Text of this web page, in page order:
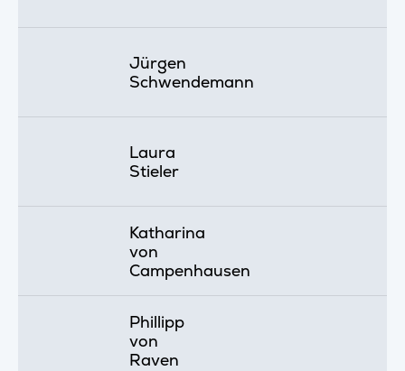
Jürgen
Schwendemann
Laura
Stieler
Katharina
von
Campenhausen
Phillipp
von
Raven